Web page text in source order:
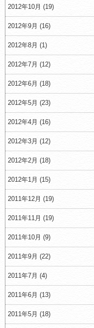
2012年10月 (19)
2012年9月 (16)
2012年8月 (1)
2012年7月 (12)
2012年6月 (18)
2012年5月 (23)
2012年4月 (16)
2012年3月 (12)
2012年2月 (18)
2012年1月 (15)
2011年12月 (19)
2011年11月 (19)
2011年10月 (9)
2011年9月 (22)
2011年7月 (4)
2011年6月 (13)
2011年5月 (18)